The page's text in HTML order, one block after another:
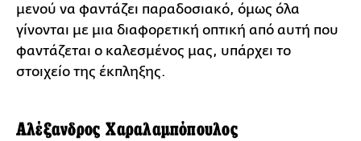
μενού να φαντάζει παραδοσιακό, όμως όλα
γίνονται με μια διαφορετική οπτική από αυτή που
φαντάζεται ο καλεσμένος μας, υπάρχει το
στοιχείο της έκπληξης.
Αλέξανδρος Χαραλαμπόπουλος